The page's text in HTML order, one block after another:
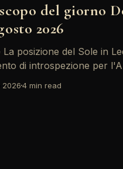
del giorno
2026
di introspezione per
soprattutto in ambito
20264 min read